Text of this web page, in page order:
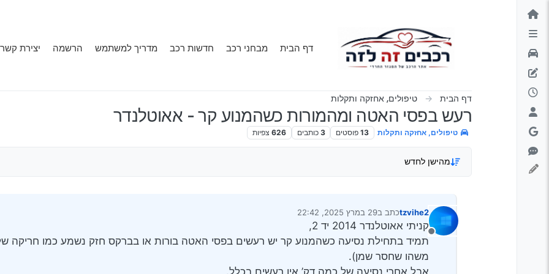
דילוג לתוכן
דף הבית מבחני רכב חדשות רכב מדריך למשתמש הרשמה יצירת קשר
דף הבית טיפולים, אחזקה ותקלות
רעש בפסי האטה ומהמורות כשהמנוע קר - אאוטלנדר
טיפולים, אחזקה ותקלות 13 פוסטים 3 כותבים 626 צפיות
מהישן לחדש
מנותק
tzvihe2כתב ב29 במרץ 2025, 22:42
נערך לאחרונה על ידי
קניתי אאוטלנדר 2014 יד 2,
תמיד בתחילת נסיעה כשהמנוע קר יש רעשים בפסי האטה בורות או בברקס חזק נשמע כמו חריקה
משהו שחסר שמן).